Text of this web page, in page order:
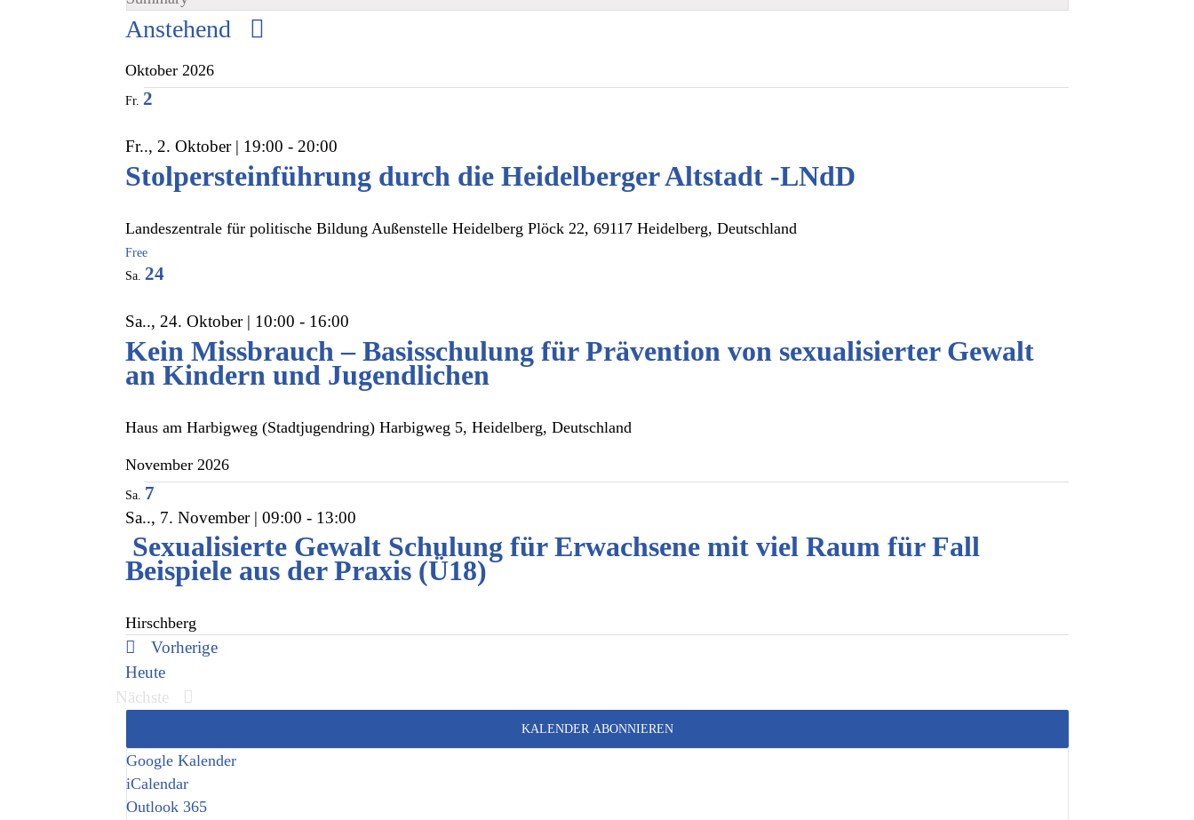
Anstehend
Oktober 2026
Fr.2
Fr.., 2. Oktober | 19:00 - 20:00
Stolpersteinführung durch die Heidelberger Altstadt -LNdD
Landeszentrale für politische Bildung Außenstelle HeidelbergPlöck 22, 69117 Heidelberg, Deutschland
Free
Sa.24
Sa.., 24. Oktober | 10:00 - 16:00
Kein Missbrauch – Basisschulung für Prävention von sexualisierter Gewalt
an Kindern und Jugendlichen
Haus am Harbigweg (Stadtjugendring)Harbigweg 5, Heidelberg, Deutschland
November 2026
Sa. 7
Sa.., 7. November | 09:00 - 13:00
Sexualisierte Gewalt Schulung für Erwachsene mit viel Raum für Fall
Beispiele aus der Praxis (Ü18)
Hirschberg
VorherigeVeranstaltungen
Heute
Nächste
Veranstaltungen
KALENDER ABONNIEREN
Google Kalender
iCalendar
Outlook 365